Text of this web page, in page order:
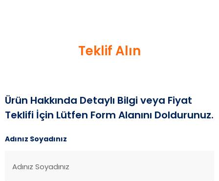
Teklif Alın
Ürün Hakkında Detaylı Bilgi veya Fiyat
Teklifi İçin Lütfen Form Alanını Doldurunuz.
Adınız Soyadınız